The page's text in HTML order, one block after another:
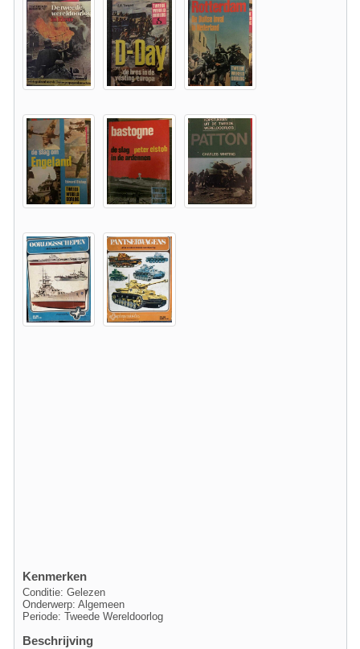
Kenmerken
Conditie: Gelezen
Onderwerp: Algemeen
Periode: Tweede Wereldoorlog
Beschrijving